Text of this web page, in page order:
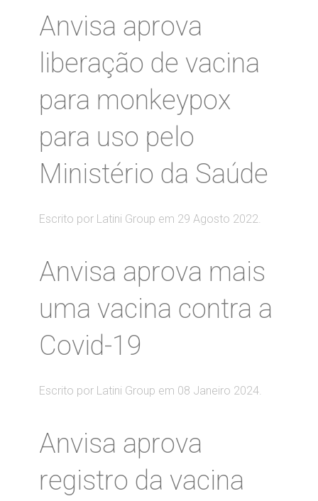
Anvisa aprova
liberação de vacina
para monkeypox
para uso pelo
Ministério da Saúde
Escrito por Latini Group em 29 Agosto 2022.
Anvisa aprova mais
uma vacina contra a
Covid-19
Escrito por Latini Group em 08 Janeiro 2024.
Anvisa aprova
registro da vacina